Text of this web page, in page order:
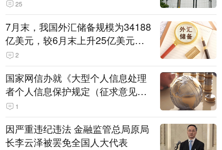
25
7月末，我国外汇储备规模为34188
亿美元，较6月末上升25亿美元，
升幅为0.07%
2
国家网信办就《大型个人信息处理
者个人信息保护规定（征求意见
稿）》公开征求意见
1
因严重违纪违法 金融监管总局原局
长李云泽被罢免全国人大代表